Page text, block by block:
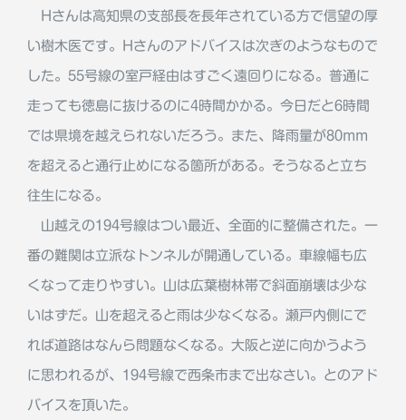
Hさんは高知県の支部長を長年されている方で信望の厚
い樹木医です。Hさんのアドバイスは次ぎのようなもので
した。55号線の室戸経由はすごく遠回りになる。普通に
走っても徳島に抜けるのに4時間かかる。今日だと6時間
では県境を越えられないだろう。また、降雨量が80mm
を超えると通行止めになる箇所がある。そうなると立ち
往生になる。
山越えの194号線はつい最近、全面的に整備された。一
番の難関は立派なトンネルが開通している。車線幅も広
くなって走りやすい。山は広葉樹林帯で斜面崩壊は少な
いはずだ。山を超えると雨は少なくなる。瀬戸内側にで
れば道路はなんら問題なくなる。大阪と逆に向かうよう
に思われるが、194号線で西条市まで出なさい。とのアド
バイスを頂いた。